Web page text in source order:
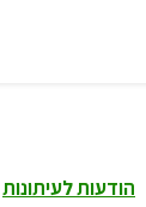
הודעות לעיתונות